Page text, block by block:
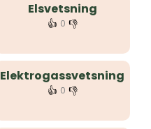
Elsvetsning
👍 0 👎
Elektrogassvetsning
👍 0 👎